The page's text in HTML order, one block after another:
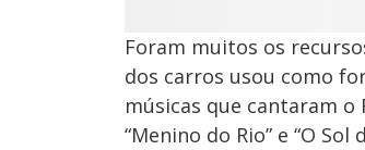
Foram muitos os
dos carros usou como
músicas que cantaram o
“Menino do Rio” e “O